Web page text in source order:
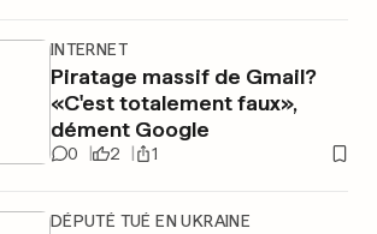
INTERNET
Piratage massif de Gmail?
«C'est totalement faux»,
dément Google
0 2 1
DÉPUTÉ TUÉ EN UKRAINE